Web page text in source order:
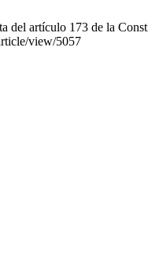
artículo 173 de la
view/5057